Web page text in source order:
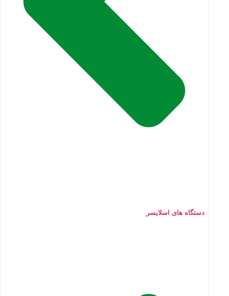
دستگاه های اسلایسر